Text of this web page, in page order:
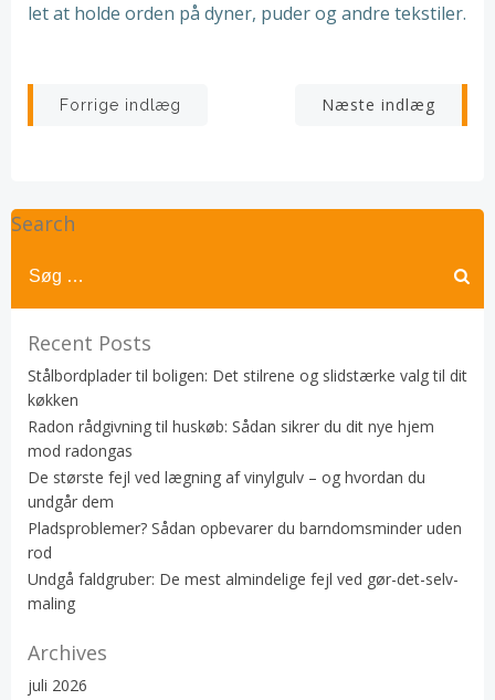
let at holde orden på dyner, puder og andre tekstiler.
Indlægsnavigation
Forrige indlæg Næste indlæg
Search
Recent Posts
Stålbordplader til boligen: Det stilrene og slidstærke valg til dit
køkken
Radon rådgivning til huskøb: Sådan sikrer du dit nye hjem
mod radongas
De største fejl ved lægning af vinylgulv – og hvordan du
undgår dem
Pladsproblemer? Sådan opbevarer du barndomsminder uden
rod
Undgå faldgruber: De mest almindelige fejl ved gør-det-selv-
maling
Archives
juli 2026